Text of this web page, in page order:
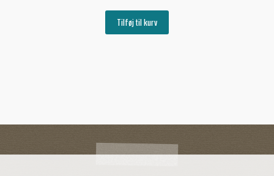
Tilføj til kurv